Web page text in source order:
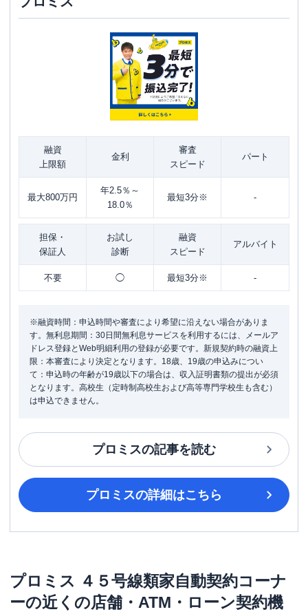
融資
上限額
金利
審査
スピード
パート
最大800万円
年2.5％～
18.0％
最短3分※ -
担保・
保証人
お試し
診断
融資
スピード
アルバイト
不要 ◯ 最短3分※ -
※融資時間：申込時間や審査により希望に沿えない場合がありま
す。無利息期間：30日間無利息サービスを利用するには、メールア
ドレス登録とWeb明細利用の登録が必要です。新規契約時の融資上
限：本審査により決定となります。18歳、19歳の申込みについ
て：申込時の年齢が19歳以下の場合は、収入証明書類の提出が必須
となります。高校生（定時制高校生および高等専門学校生も含む）
は申込できません。
プロミスの記事を読む
プロミスの詳細はこちら
プロミス ４５号線類家自動契約コーナ
ーの近くの店舗・ATM・ローン契約機